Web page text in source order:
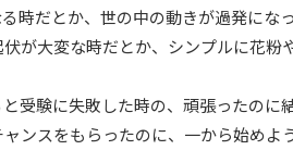
時だとか、世の中の動きが過発にな
が大変な時だとか、シンプルに花粉
受験に失敗した時の、頑張ったのに
ンスをもらったのに、一から始めよ